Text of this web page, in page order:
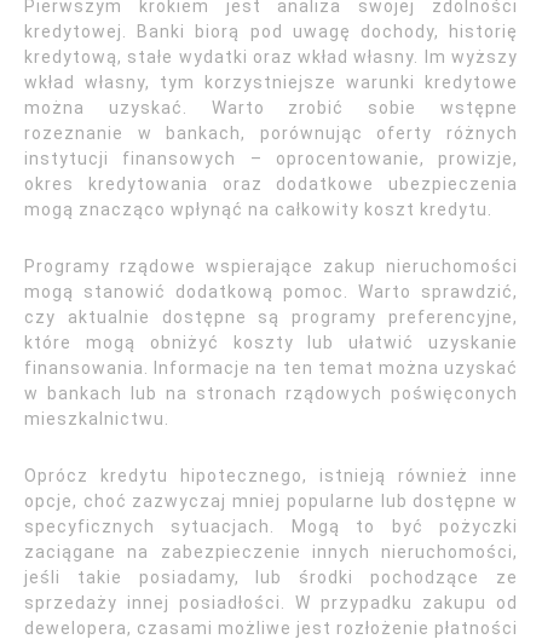
Pierwszym krokiem jest analiza swojej zdolności
kredytowej. Banki biorą pod uwagę dochody, historię
kredytową, stałe wydatki oraz wkład własny. Im wyższy
wkład własny, tym korzystniejsze warunki kredytowe
można uzyskać. Warto zrobić sobie wstępne
rozeznanie w bankach, porównując oferty różnych
instytucji finansowych – oprocentowanie, prowizje,
okres kredytowania oraz dodatkowe ubezpieczenia
mogą znacząco wpłynąć na całkowity koszt kredytu.
Programy rządowe wspierające zakup nieruchomości
mogą stanowić dodatkową pomoc. Warto sprawdzić,
czy aktualnie dostępne są programy preferencyjne,
które mogą obniżyć koszty lub ułatwić uzyskanie
finansowania. Informacje na ten temat można uzyskać
w bankach lub na stronach rządowych poświęconych
mieszkalnictwu.
Oprócz kredytu hipotecznego, istnieją również inne
opcje, choć zazwyczaj mniej popularne lub dostępne w
specyficznych sytuacjach. Mogą to być pożyczki
zaciągane na zabezpieczenie innych nieruchomości,
jeśli takie posiadamy, lub środki pochodzące ze
sprzedaży innej posiadłości. W przypadku zakupu od
dewelopera, czasami możliwe jest rozłożenie płatności